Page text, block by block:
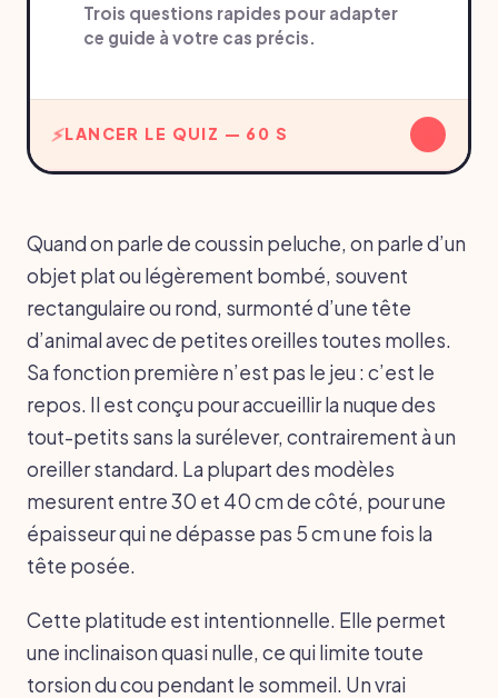
Trois questions rapides pour adapter
ce guide à votre cas précis.
LANCER LE QUIZ — 60 S
Quand on parle de coussin peluche, on parle d’un
objet plat ou légèrement bombé, souvent
rectangulaire ou rond, surmonté d’une tête
d’animal avec de petites oreilles toutes molles.
Sa fonction première n’est pas le jeu : c’est le
repos. Il est conçu pour accueillir la nuque des
tout-petits sans la surélever, contrairement à un
oreiller standard. La plupart des modèles
mesurent entre 30 et 40 cm de côté, pour une
épaisseur qui ne dépasse pas 5 cm une fois la
tête posée.
Cette platitude est intentionnelle. Elle permet
une inclinaison quasi nulle, ce qui limite toute
torsion du cou pendant le sommeil. Un vrai